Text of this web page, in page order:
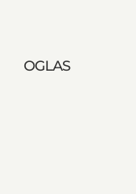
OGLAS